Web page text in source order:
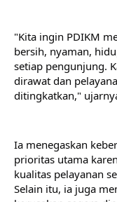
"Kita ingin PDIKM
bersih, nyaman,
setiap pengunjung.
dirawat dan
ditingkatkan,"
Ia menegaskan
prioritas utama
kualitas pelayanan
Selain itu, ia juga